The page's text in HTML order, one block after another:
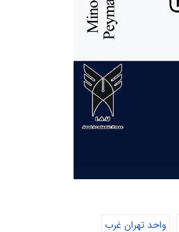
واحد تهران غرب